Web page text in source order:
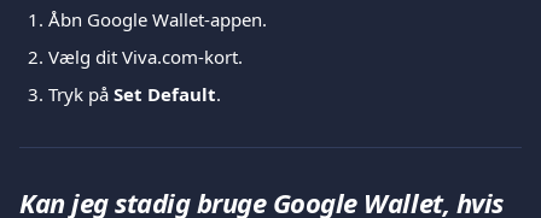
Åbn Google Wallet-appen.
Vælg dit Viva.com-kort.
Tryk på Set Default.
Kan jeg stadig bruge Google Wallet, hvis